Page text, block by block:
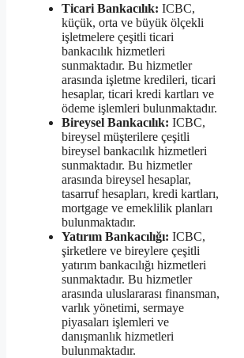
Ticari Bankacılık: ICBC,
küçük, orta ve büyük ölçekli
işletmelere çeşitli ticari
bankacılık hizmetleri
sunmaktadır. Bu hizmetler
arasında işletme kredileri, ticari
hesaplar, ticari kredi kartları ve
ödeme işlemleri bulunmaktadır.
Bireysel Bankacılık: ICBC,
bireysel müşterilere çeşitli
bireysel bankacılık hizmetleri
sunmaktadır. Bu hizmetler
arasında bireysel hesaplar,
tasarruf hesapları, kredi kartları,
mortgage ve emeklilik planları
bulunmaktadır.
Yatırım Bankacılığı: ICBC,
şirketlere ve bireylere çeşitli
yatırım bankacılığı hizmetleri
sunmaktadır. Bu hizmetler
arasında uluslararası finansman,
varlık yönetimi, sermaye
piyasaları işlemleri ve
danışmanlık hizmetleri
bulunmaktadır.